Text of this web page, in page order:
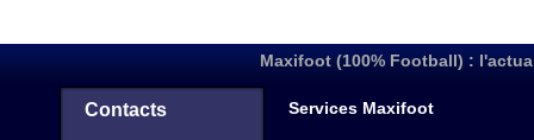
Maxifoot (100% Football) :
Contacts Services Maxifoot